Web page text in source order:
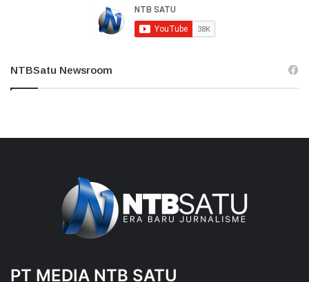
NTBSatu Newsroom
PT MEDIA NTB SATU